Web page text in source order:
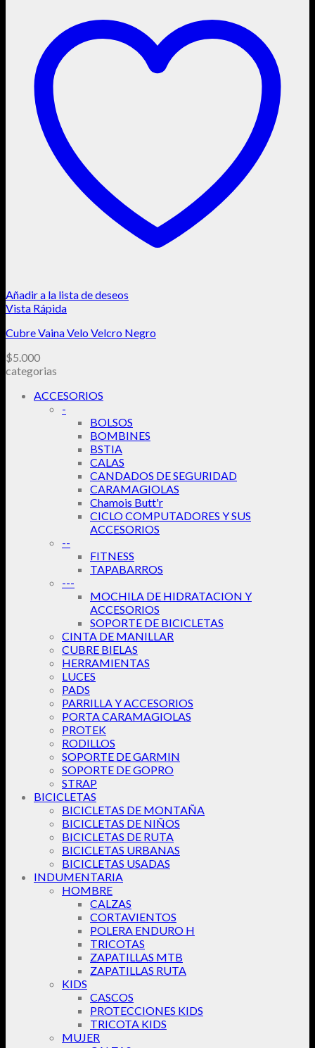
Añadir a la lista de deseos
Vista Rápida
Cubre Vaina Velo Velcro Negro
$5.000
categorias
ACCESORIOS
-
BOLSOS
BOMBINES
BSTIA
CALAS
CANDADOS DE SEGURIDAD
CARAMAGIOLAS
Chamois Butt'r
CICLO COMPUTADORES Y SUS
ACCESORIOS
--
FITNESS
TAPABARROS
---
MOCHILA DE HIDRATACION Y
ACCESORIOS
SOPORTE DE BICICLETAS
CINTA DE MANILLAR
CUBRE BIELAS
HERRAMIENTAS
LUCES
PADS
PARRILLA Y ACCESORIOS
PORTA CARAMAGIOLAS
PROTEK
RODILLOS
SOPORTE DE GARMIN
SOPORTE DE GOPRO
STRAP
BICICLETAS
BICICLETAS DE MONTAÑA
BICICLETAS DE NIÑOS
BICICLETAS DE RUTA
BICICLETAS URBANAS
BICICLETAS USADAS
INDUMENTARIA
HOMBRE
CALZAS
CORTAVIENTOS
POLERA ENDURO H
TRICOTAS
ZAPATILLAS MTB
ZAPATILLAS RUTA
KIDS
CASCOS
PROTECCIONES KIDS
TRICOTA KIDS
MUJER